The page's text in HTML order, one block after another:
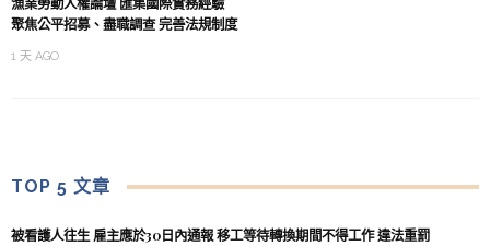
漁業勞動人權論壇 匯集國際實務經驗
聚焦公平招募、盡職調查 完善法規制度
1 天 AGO
TOP 5 文章
被看護人往生 雇主應於30日內通報 移工等待轉換期間不得工作 違法重罰